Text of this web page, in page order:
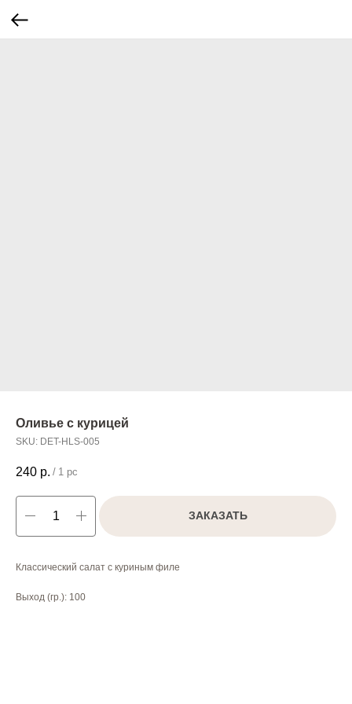
Оливье с курицей
SKU: DET-HLS-005
240 р. / 1 pc
ЗАКАЗАТЬ
Классический салат с куриным филе
Выход (гр.): 100